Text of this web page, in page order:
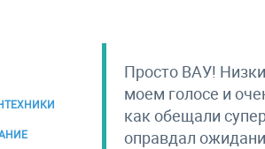
Просто ВАУ!
моем голосе и
как обещали
оправдал